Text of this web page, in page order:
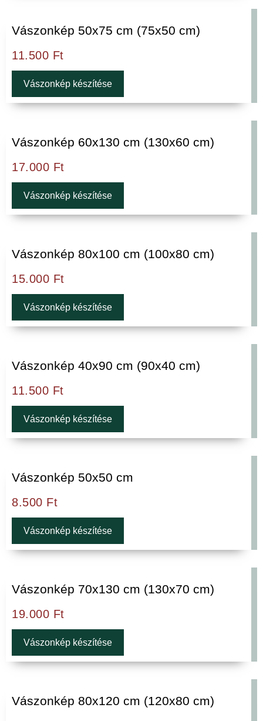
Vászonkép 50x75 cm (75x50 cm)
11.500 Ft
Vászonkép készítése
Vászonkép 60x130 cm (130x60 cm)
17.000 Ft
Vászonkép készítése
Vászonkép 80x100 cm (100x80 cm)
15.000 Ft
Vászonkép készítése
Vászonkép 40x90 cm (90x40 cm)
11.500 Ft
Vászonkép készítése
Vászonkép 50x50 cm
8.500 Ft
Vászonkép készítése
Vászonkép 70x130 cm (130x70 cm)
19.000 Ft
Vászonkép készítése
Vászonkép 80x120 cm (120x80 cm)